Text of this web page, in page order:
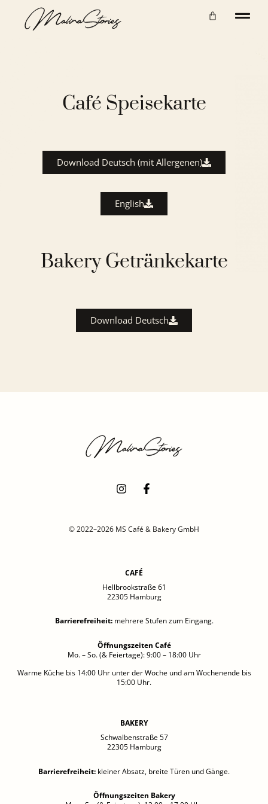
Café Speisekarte
Download Deutsch (mit Allergenen)
English
Bakery Getränkekarte
Download Deutsch
© 2022–2026 MS Café & Bakery GmbH
CAFÉ
Hellbrookstraße 61
22305 Hamburg
Barrierefreiheit: mehrere Stufen zum Eingang.
Öffnungszeiten Café
Mo. – So. (& Feiertage): 9:00 – 18:00 Uhr
Warme Küche bis 14:00 Uhr unter der Woche und am Wochenende bis
15:00 Uhr.
BAKERY
Schwalbenstraße 57
22305 Hamburg
Barrierefreiheit: kleiner Absatz, breite Türen und Gänge.
Öffnungszeiten Bakery